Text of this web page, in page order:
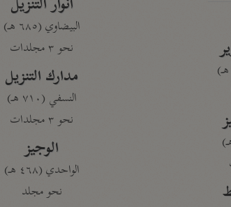
أنوار التنزيل
البيضاوي (٦٨٥ هـ)
نحو ٣ مجلدات
مدارك التنزيل
النسفي (٧١٠ هـ)
نحو ٣ مجلدات
الوجيز
الواحدي (٤٦٨ هـ)
نحو مجلد